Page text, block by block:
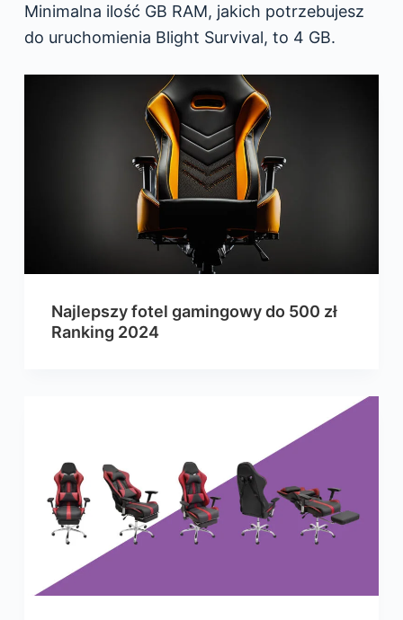
Minimalna ilość GB RAM, jakich potrzebujesz
do uruchomienia Blight Survival, to 4 GB.
Najlepszy fotel gamingowy do 500 zł
Ranking 2024